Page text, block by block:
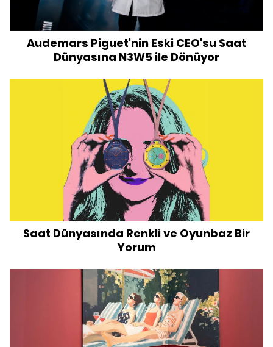
Audemars Piguet'nin Eski CEO'su Saat
Dünyasına N3W5 ile Dönüyor
Saat Dünyasında Renkli ve Oyunbaz Bir
Yorum